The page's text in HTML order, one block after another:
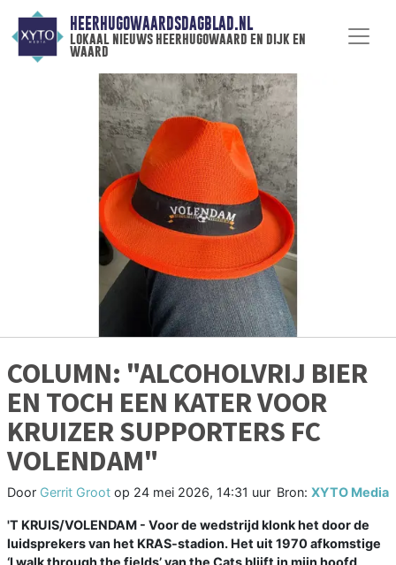
HEERHUGOWAARDSDAGBLAD.NL
lokaal nieuws heerhugowaard en dijk en
waard
COLUMN: "ALCOHOLVRIJ BIER
EN TOCH EEN KATER VOOR
KRUIZER SUPPORTERS FC
VOLENDAM"
Door Gerrit Groot op 24 mei 2026, 14:31 uur Bron: XYTO Media
'T KRUIS/VOLENDAM - Voor de wedstrijd klonk het door de
luidsprekers van het KRAS-stadion. Het uit 1970 afkomstige
‘I walk through the fields’ van the Cats blijft in mijn hoofd